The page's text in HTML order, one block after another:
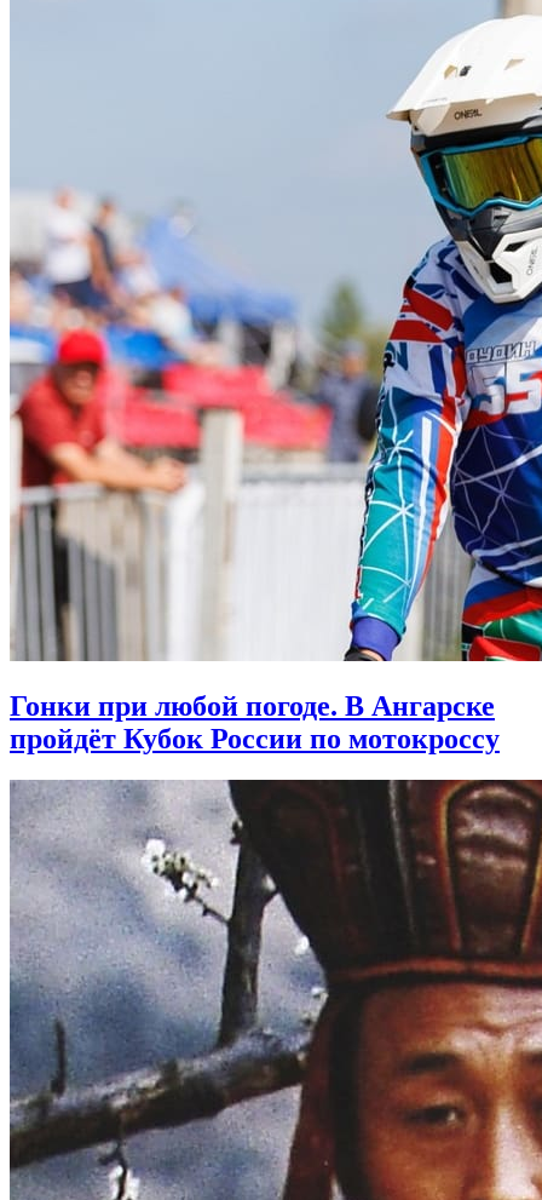
Гонки при любой погоде. В Ангарске
пройдёт Кубок России по мотокроссу